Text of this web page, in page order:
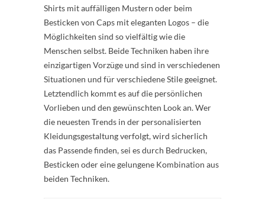
Shirts mit auffälligen Mustern oder beim
Besticken von Caps mit eleganten Logos – die
Möglichkeiten sind so vielfältig wie die
Menschen selbst. Beide Techniken haben ihre
einzigartigen Vorzüge und sind in verschiedenen
Situationen und für verschiedene Stile geeignet.
Letztendlich kommt es auf die persönlichen
Vorlieben und den gewünschten Look an. Wer
die neuesten Trends in der personalisierten
Kleidungsgestaltung verfolgt, wird sicherlich
das Passende finden, sei es durch Bedrucken,
Besticken oder eine gelungene Kombination aus
beiden Techniken.